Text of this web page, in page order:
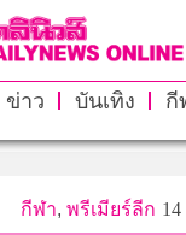
ข่าว บันเทิง กี
กีฬา, พรีเมียร์ลีก